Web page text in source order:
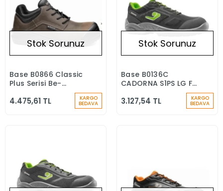
Stokta Yok
Stok Sorunuz
Base B0866 Classic
Plus Serisi Be-
Kompozit Burun İş
4.475,61 TL KARGO
BEDAVA
Stokta Yok
Stok Sorunuz
Base B0136C
CADORNA S1PS LG FO
3.127,54 TL KARGO
BEDAVA